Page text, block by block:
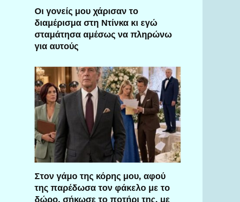
Οι γονείς μου χάρισαν το
διαμέρισμα στη Ντίνκα κι εγώ
σταμάτησα αμέσως να πληρώνω
για αυτούς
Στον γάμο της κόρης μου, αφού
της παρέδωσα τον φάκελο με το
δώρο, σήκωσε το ποτήρι της, με